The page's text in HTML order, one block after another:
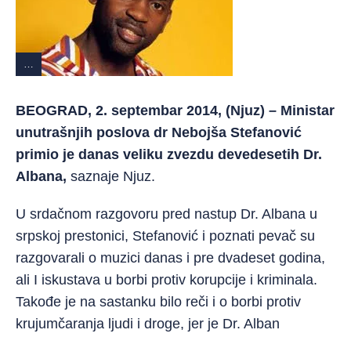
…
BEOGRAD, 2. septembar 2014, (Njuz) – Ministar
unutrašnjih poslova dr Nebojša Stefanović
primio je danas veliku zvezdu devedesetih Dr.
Albana, saznaje Njuz.
U srdačnom razgovoru pred nastup Dr. Albana u
srpskoj prestonici, Stefanović i poznati pevač su
razgovarali o muzici danas i pre dvadeset godina,
ali I iskustava u borbi protiv korupcije i kriminala.
Takođe je na sastanku bilo reči i o borbi protiv
krujumčaranja ljudi i droge, jer je Dr. Alban